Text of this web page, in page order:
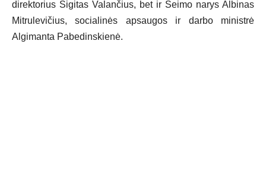
direktorius Sigitas Valančius, bet ir Seimo narys Albinas
Mitrulevičius, socialinės apsaugos ir darbo ministrė
Algimanta Pabedinskienė.